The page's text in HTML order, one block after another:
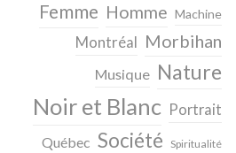
Femme Homme Machine
Montréal Morbihan
Musique Nature
Noir et Blanc Portrait
Québec Société Spiritualité